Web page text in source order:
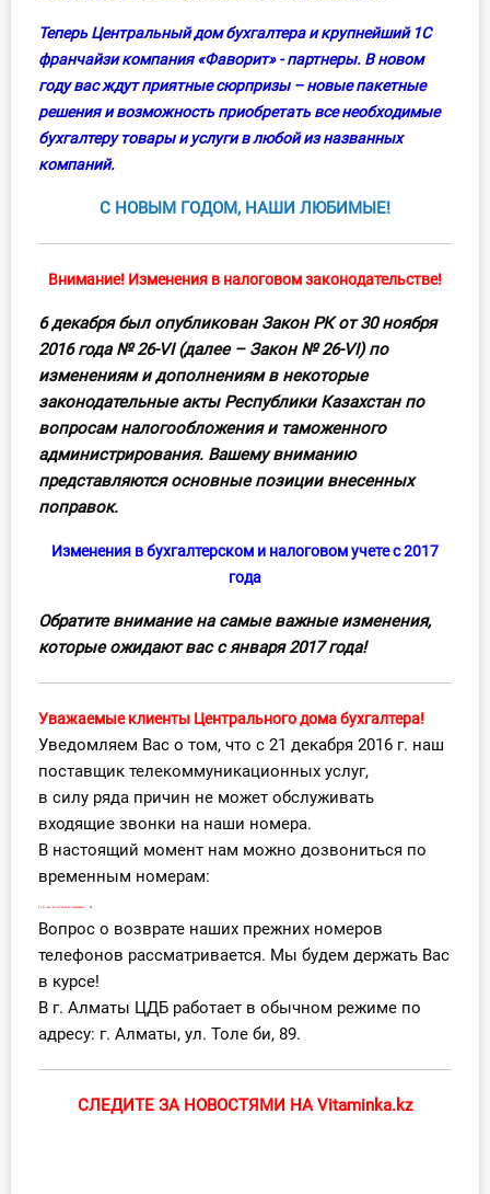
Учет по отраслям
Юридический помощник
Обучение
Тарифы
Тестирование для
бухгалтера
Теперь Центральный дом бухгалтера и крупнейший 1С
франчайзи компания «Фаворит» - партнеры. В новом
году вас ждут приятные сюрпризы – новые пакетные
решения и возможность приобретать все необходимые
бухгалтеру товары и услуги в любой из названных
компаний.
С НОВЫМ ГОДОМ, НАШИ ЛЮБИМЫЕ!
Внимание! Изменения в налоговом законодательстве!
6 декабря был опубликован Закон РК от 30 ноября
2016 года № 26-VІ (далее – Закон № 26-VІ) по
изменениям и дополнениям в некоторые
законодательные акты Республики Казахстан по
вопросам налогообложения и таможенного
администрирования. Вашему вниманию
представляются основные позиции внесенных
поправок.
Изменения в бухгалтерском и налоговом учете с 2017
года
Обратите внимание на самые важные изменения,
которые ожидают вас с января 2017 года!
Уважаемые клиенты Центрального дома бухгалтера!
Уведомляем Вас о том, что с 21 декабря 2016 г. наш
поставщик телекоммуникационных услуг,
в силу ряда причин не может обслуживать
входящие звонки на наши номера.
В настоящий момент нам можно дозвониться по
временным номерам:
.
Вопрос о возврате наших прежних номеров
телефонов рассматривается. Мы будем держать Вас
в курсе!
В г. Алматы ЦДБ работает в обычном режиме по
адресу: г. Алматы, ул. Толе би, 89.
СЛЕДИТЕ ЗА НОВОСТЯМИ НА Vitaminka.kz